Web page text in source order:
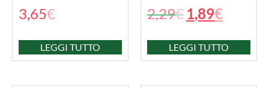
3,65€
LEGGI TUTTO
2,29€ 1,89€
LEGGI TUTTO